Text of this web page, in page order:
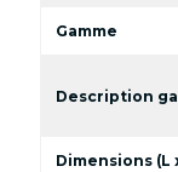
Gamme
Description
Dimensions (L